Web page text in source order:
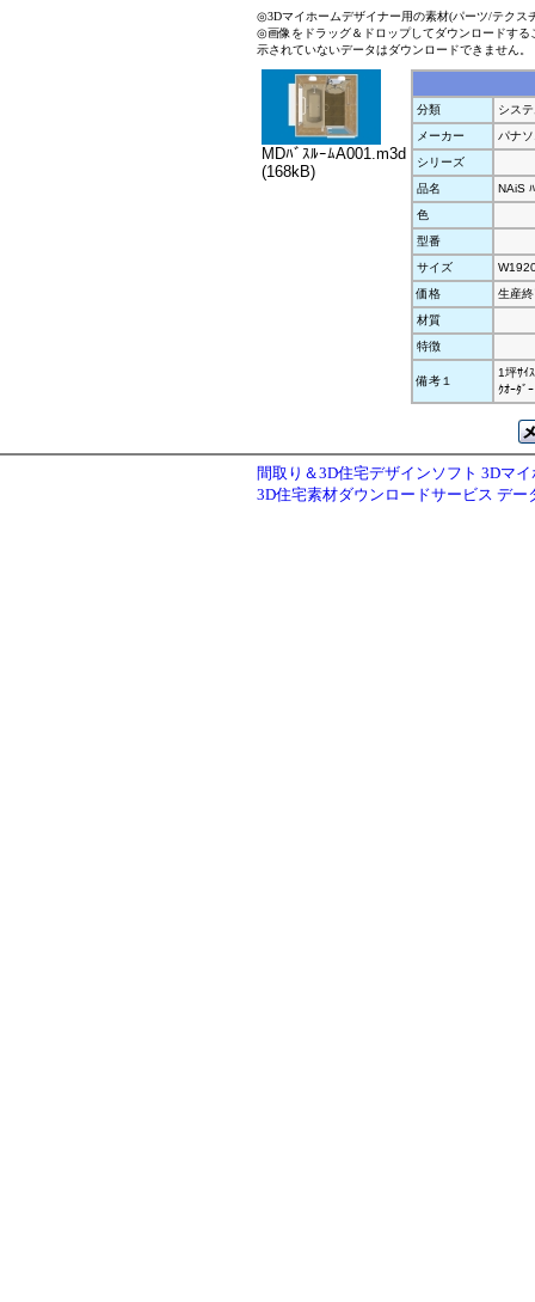
◎3Dマイホームデザイナー用の素材(パーツ/テクス
◎画像をドラッグ＆ドロップしてダウンロードす
示されていないデータはダウンロードできません。
MDﾊﾞｽﾙｰﾑA001.m3d
(168kB)
分類
シス
メーカー
パナ
シリーズ
品名
NAiS ﾊ
色
型番
サイズ
価格
生産
材質
特徴
備考１
1坪ｻｲ
ｸｵｰﾀﾞ
間取り＆3D住宅デザインソフト 3Dマ
3D住宅素材ダウンロードサービス デー